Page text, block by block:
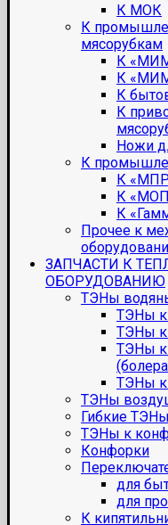
К МОК
К
мясорубкам
К
К
К
К
Ножи
К
К
К
К
Прочее к
ЗАПЧАСТИ К
ОБОРУДОВАНИЮ
ТЭНы
ТЭНы к
ТЭНы к
ТЭНы к
ТЭНы к
ТЭНы
Гибкие ТЭНы
ТЭНы к
Конфорки
для
для
К